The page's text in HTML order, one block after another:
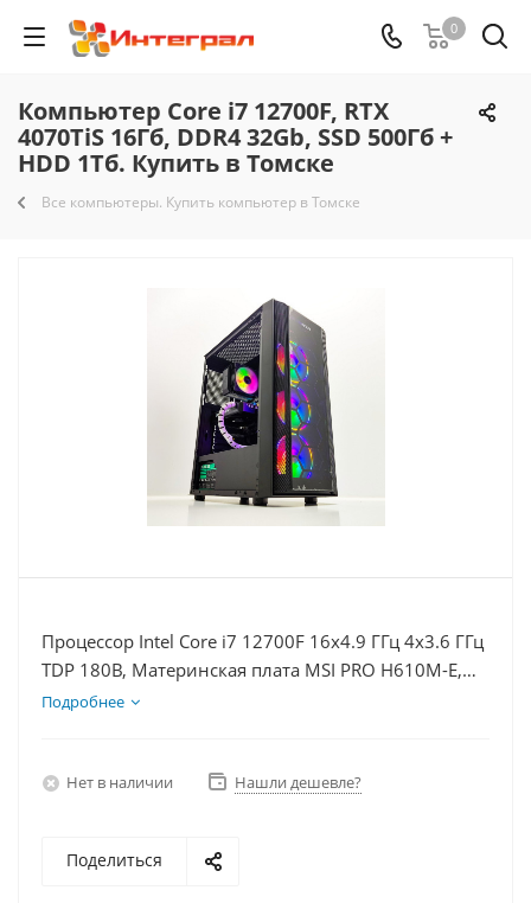
0
Компьютер Core i7 12700F, RTX
4070TiS 16Гб, DDR4 32Gb, SSD 500Гб +
HDD 1Тб. Купить в Томске
Все компьютеры. Купить компьютер в Томске
Процессор Intel Core i7 12700F 16x4.9 ГГц 4x3.6 ГГц
TDP 180В, Материнская плата MSI PRO H610M-E,
Видеокарта RTX 4070TiS 16Гб, Память DDR4 32Gb,
Подробнее
Нет в наличии Нашли дешевле?
Поделиться